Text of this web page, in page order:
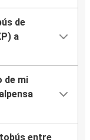
de
a
de mi
entre